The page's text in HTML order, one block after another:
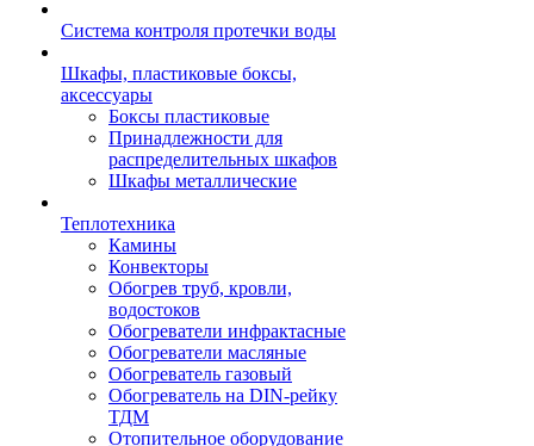
Система контроля протечки воды
Шкафы, пластиковые боксы,
аксессуары
Боксы пластиковые
Принадлежности для
распределительных шкафов
Шкафы металлические
Теплотехника
Камины
Конвекторы
Обогрев труб, кровли,
водостоков
Обогреватели инфрактасные
Обогреватели масляные
Обогреватель газовый
Обогреватель на DIN-рейку
ТДМ
Отопительное оборудование